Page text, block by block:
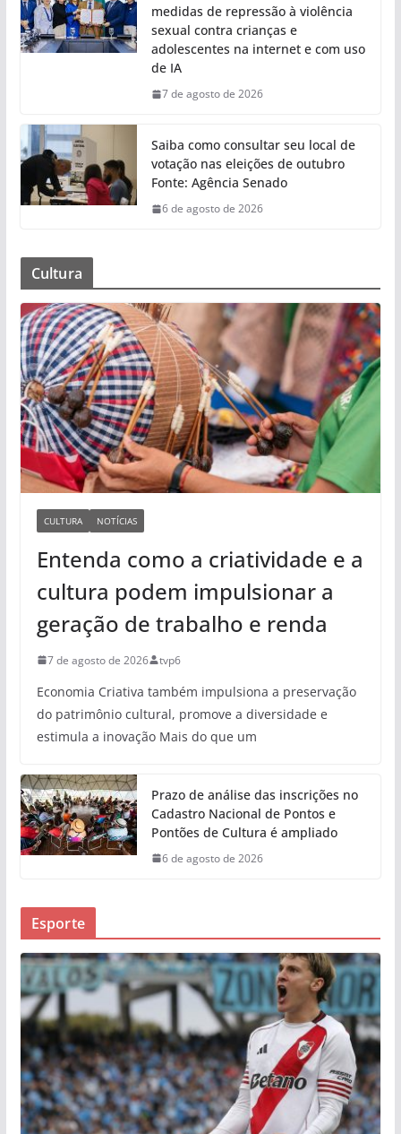
medidas de repressão à violência
sexual contra crianças e
adolescentes na internet e com uso
de IA
7 de agosto de 2026
Saiba como consultar seu local de
votação nas eleições de outubro
Fonte: Agência Senado
6 de agosto de 2026
Cultura
CULTURA NOTÍCIAS
Entenda como a criatividade e a
cultura podem impulsionar a
geração de trabalho e renda
7 de agosto de 2026 tvp6
Economia Criativa também impulsiona a preservação
do patrimônio cultural, promove a diversidade e
estimula a inovação Mais do que um
Prazo de análise das inscrições no
Cadastro Nacional de Pontos e
Pontões de Cultura é ampliado
6 de agosto de 2026
Esporte